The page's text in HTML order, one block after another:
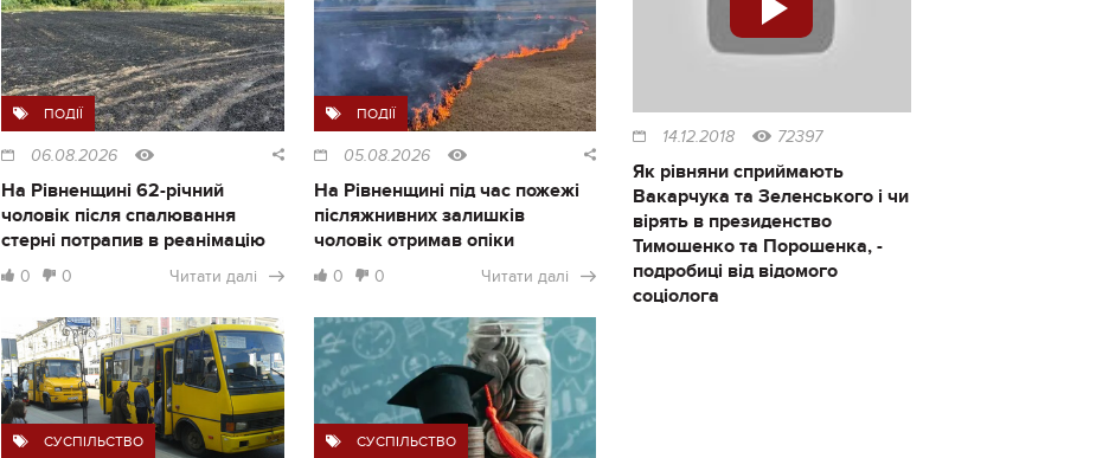
ПОДІЇ
06.08.2026
На Рівненщині 62-річний
чоловік після спалювання
стерні потрапив в реанімацію
0 0 Читати далі
ПОДІЇ
05.08.2026
На Рівненщині під час пожежі
післяжнивних залишків
чоловік отримав опіки
0 0 Читати далі
СУСПІЛЬСТВО СУСПІЛЬСТВО
14.12.2018 72397
Як рівняни сприймають
Вакарчука та Зеленського і чи
вірять в президенство
Тимошенко та Порошенка, -
подробиці від відомого
соціолога